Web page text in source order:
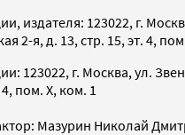
издателя: 123022, г.
2-я, д. 13, стр. 15, эт. 4,
123022, г. Москва, ул.
пом. X, ком. 1
Мазурин Николай